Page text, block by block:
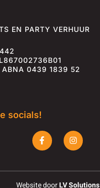
EN PARTY VERHUUR
0439 1839 52
socials!
F
a
c
o
o
I
n
s
g
r
Website doorLV Solutions